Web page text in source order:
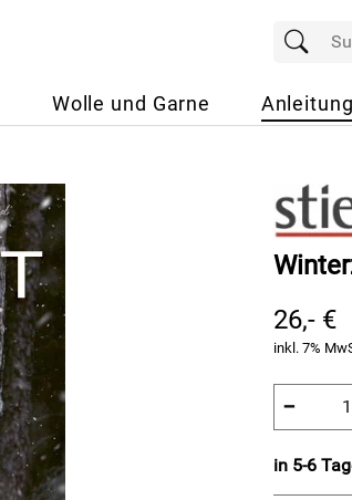
Wolle und Garne
26,- €
inkl. 7%
−
in 5-6